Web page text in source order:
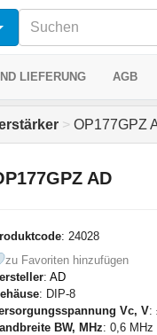
LIEFERUNG AGB
> OP177GPZ
AD
: 24028
zu Favoriten hinzufügen
: AD
: DIP-8
Vc, V:
BW, MHz: 0,6 MHz